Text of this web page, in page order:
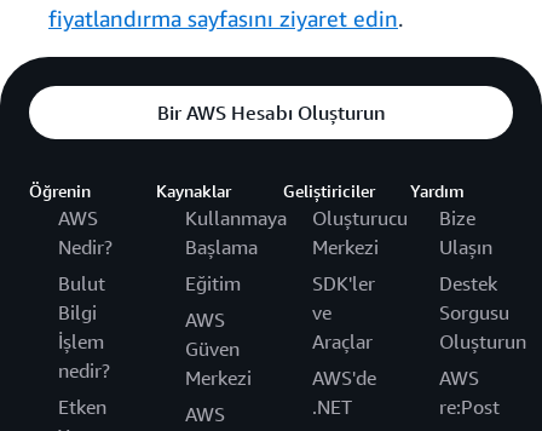
fiyatlandırma sayfasını ziyaret edin.
Bir AWS Hesabı Oluşturun
Öğrenin
AWS
Nedir?
Bulut
Bilgi
İşlem
nedir?
Etken
Kaynaklar
Kullanmaya
Başlama
Eğitim
AWS
Güven
Merkezi
AWS
Geliştiriciler
Oluşturucu
Merkezi
SDK'ler
ve
Araçlar
AWS'de
.NET
Yardım
Bize
Ulaşın
Destek
Sorgusu
Oluşturun
AWS
re:Post